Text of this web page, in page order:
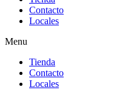
Contacto
Locales
Menu
Tienda
Contacto
Locales